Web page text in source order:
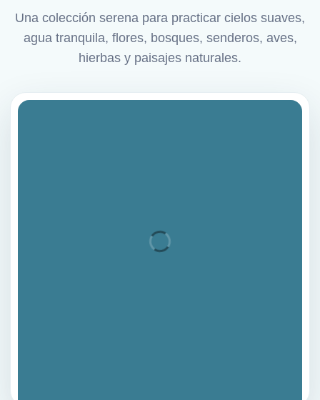
Una colección serena para practicar cielos suaves,
agua tranquila, flores, bosques, senderos, aves,
hierbas y paisajes naturales.